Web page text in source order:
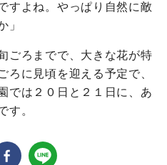
すよね。やっぱり自然に敵
」
ごろまでで、大きな花が特
ろに見頃を迎える予定で、
では２０日と２１日に、あ
す。